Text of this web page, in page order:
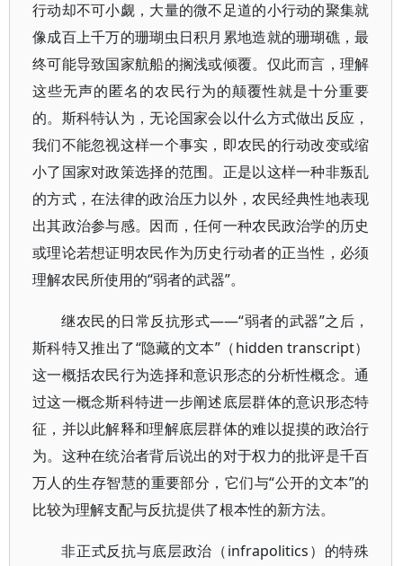
行动却不可小觑，大量的微不足道的小行动的聚集就
像成百上千万的珊瑚虫日积月累地造就的珊瑚礁，最
终可能导致国家航船的搁浅或倾覆。仅此而言，理解
这些无声的匿名的农民行为的颠覆性就是十分重要
的。斯科特认为，无论国家会以什么方式做出反应，
我们不能忽视这样一个事实，即农民的行动改变或缩
小了国家对政策选择的范围。正是以这样一种非叛乱
的方式，在法律的政治压力以外，农民经典性地表现
出其政治参与感。因而，任何一种农民政治学的历史
或理论若想证明农民作为历史行动者的正当性，必须
理解农民所使用的“弱者的武器”。
继农民的日常反抗形式——“弱者的武器”之后，
斯科特又推出了“隐藏的文本”（hidden transcript）
这一概括农民行为选择和意识形态的分析性概念。通
过这一概念斯科特进一步阐述底层群体的意识形态特
征，并以此解释和理解底层群体的难以捉摸的政治行
为。这种在统治者背后说出的对于权力的批评是千百
万人的生存智慧的重要部分，它们与“公开的文本”的
比较为理解支配与反抗提供了根本性的新方法。
非正式反抗与底层政治（infrapolitics）的特殊